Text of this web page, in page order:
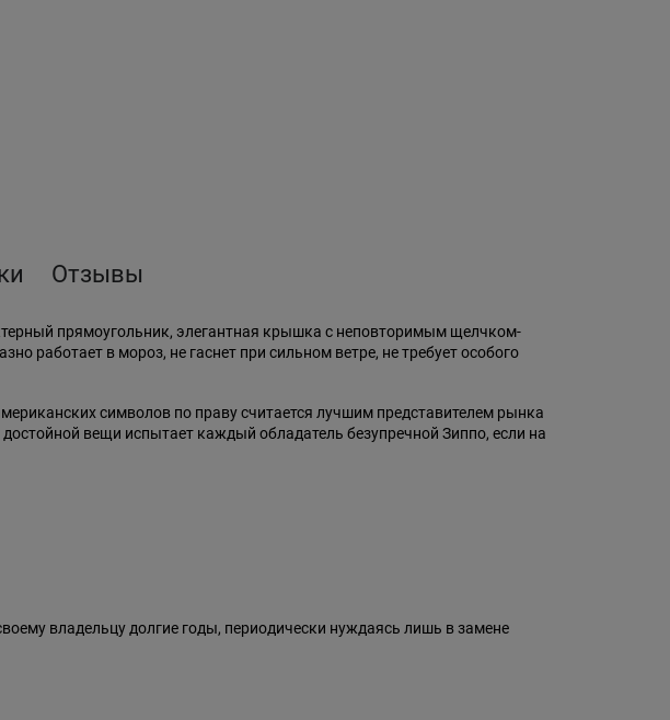
Отзывы
прямоугольник, элегантная крышка с неповторимым щелчком-
работает в мороз, не гаснет при сильном ветре, не требует особого
символов по праву считается лучшим представителем рынка
вещи испытает каждый обладатель безупречной Зиппо, если на
владельцу долгие годы, периодически нуждаясь лишь в замене